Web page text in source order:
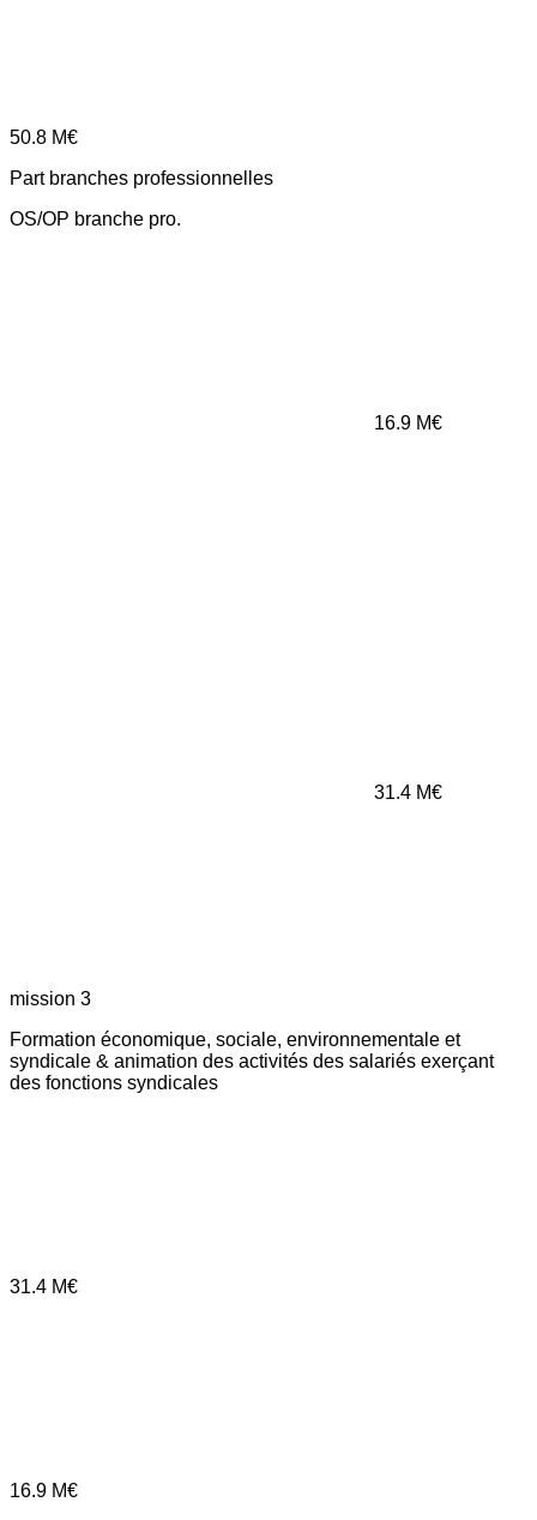
50.8 M€
Part branches professionnelles
OS/OP branche pro.
16.9 M€
31.4 M€
mission 3
Formation économique, sociale, environnementale et
syndicale & animation des activités des salariés exerçant
des fonctions syndicales
31.4 M€
16.9 M€